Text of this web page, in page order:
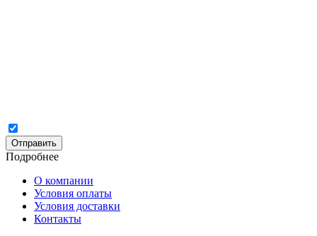
Отправить
Подробнее
О компании
Условия оплаты
Условия доставки
Контакты